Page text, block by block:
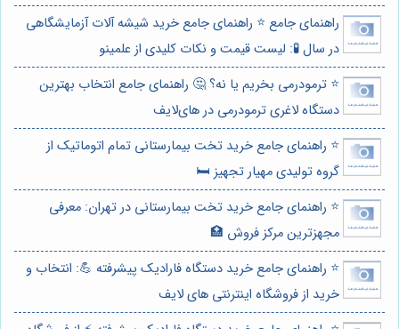
راهنمای جامع ⭐️ راهنمای جامع خرید شیشه آلات آزمایشگاهی
در سال 🧪: لیست قیمت و نکات کلیدی از علمینو
⭐️ ترمودرمی بخریم یا نه؟ 🤔 راهنمای جامع انتخاب بهترین
دستگاه لاغری ترمودرمی در های‌لایف
⭐️ راهنمای جامع خرید تخت بیمارستانی تمام اتوماتیک از
گروه تولیدی مهیار تجهیز 🛏️
⭐️ راهنمای جامع خرید تخت بیمارستانی در تهران: معرفی
مجهزترین مرکز فروش 🏥
⭐️ راهنمای جامع خرید دستگاه فارادیک پیشرفته 💪: انتخاب و
خرید از فروشگاه اینترنتی های لایف